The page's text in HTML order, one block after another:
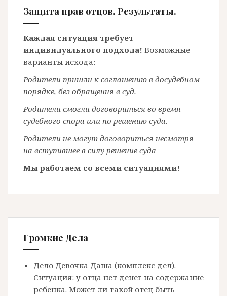
Защита прав отцов. Результаты.
Каждая ситуация требует
индивидуального подхода! Возможные
варианты исхода:
Родители пришли к соглашению в досудебном
порядке, без обращения в суд.
Родители смогли договориться во время
судебного спора или по решению суда.
Родители не могут договориться несмотря
на вступившее в силу решение суда
Мы работаем со всеми ситуациями!
Громкие Дела
Дело Девочка Даша (комплекс дел).
Ситуация: у отца нет денег на содержание
ребенка. Может ли такой отец быть